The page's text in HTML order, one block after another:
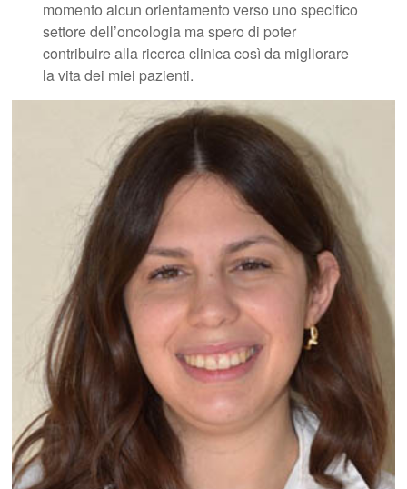
momento alcun orientamento verso uno specifico
settore dell’oncologia ma spero di poter
contribuire alla ricerca clinica così da migliorare
la vita dei miei pazienti.